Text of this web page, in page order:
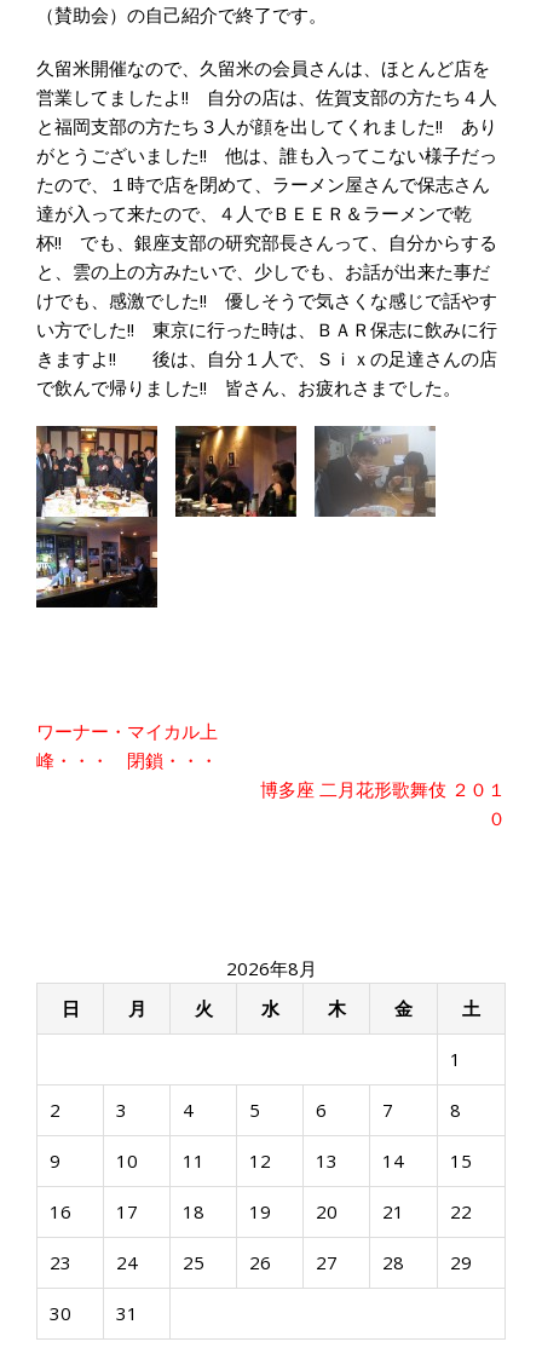
（賛助会）の自己紹介で終了です。
久留米開催なので、久留米の会員さんは、ほとんど店を
営業してましたよ!! 自分の店は、佐賀支部の方たち４人
と福岡支部の方たち３人が顔を出してくれました!! あり
がとうございました!! 他は、誰も入ってこない様子だっ
たので、１時で店を閉めて、ラーメン屋さんで保志さん
達が入って来たので、４人でＢＥＥＲ＆ラーメンで乾
杯!! でも、銀座支部の研究部長さんって、自分からする
と、雲の上の方みたいで、少しでも、お話が出来た事だ
けでも、感激でした!! 優しそうで気さくな感じで話やす
い方でした!! 東京に行った時は、ＢＡＲ保志に飲みに行
きますよ!! 後は、自分１人で、Ｓｉｘの足達さんの店
で飲んで帰りました!! 皆さん、お疲れさまでした。
投
稿
ワーナー・マイカル上
峰・・・ 閉鎖・・・
博多座 二月花形歌舞伎 ２０１
０
2026年8月
日
月 火 水 木 金 土
1
2 3 4 5 6 7 8
9 10 11 12 13 14 15
16 17 18 19 20 21 22
23 24 25 26 27 28 29
30 31